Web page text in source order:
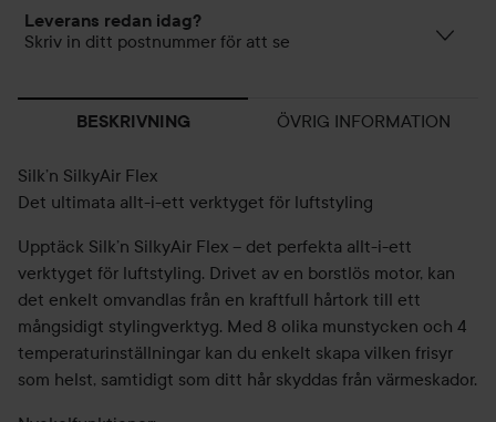
Leverans redan idag?
Skriv in ditt postnummer för att se
BESKRIVNING ÖVRIG INFORMATION
Silk’n SilkyAir Flex
Det ultimata allt-i-ett verktyget för luftstyling
Upptäck Silk’n SilkyAir Flex – det perfekta allt-i-ett
verktyget för luftstyling. Drivet av en borstlös motor, kan
det enkelt omvandlas från en kraftfull hårtork till ett
mångsidigt stylingverktyg. Med 8 olika munstycken och 4
temperaturinställningar kan du enkelt skapa vilken frisyr
som helst, samtidigt som ditt hår skyddas från värmeskador.